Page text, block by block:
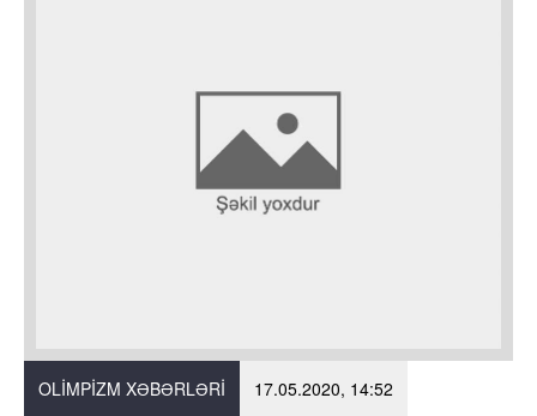
OLIMPIZM XƏBƏRLƏRI 17.05.2020, 14:52